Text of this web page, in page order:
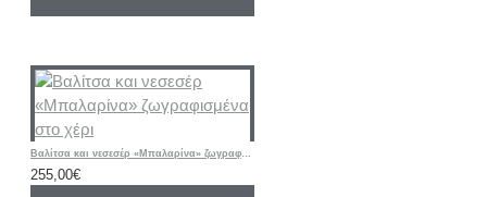
Βαλίτσα και νεσεσέρ «Μπαλαρίνα» ζωγραφισμένα στο χέρι
255,00€